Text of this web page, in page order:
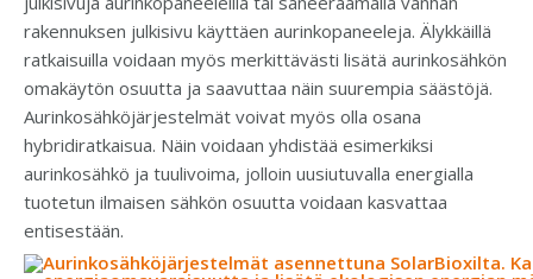
rakennuksen julkisivu käyttäen aurinkopaneeleja. Älykkäillä
ratkaisuilla voidaan myös merkittävästi lisätä aurinkosähkön
omakäytön osuutta ja saavuttaa näin suurempia säästöjä.
Aurinkosähköjärjestelmät voivat myös olla osana
hybridiratkaisua. Näin voidaan yhdistää esimerkiksi
aurinkosähkö ja tuulivoima, jolloin uusiutuvalla energialla
tuotetun ilmaisen sähkön osuutta voidaan kasvattaa
entisestään.